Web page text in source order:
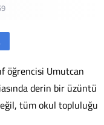
öğrencisi Umutcan
derin bir üzüntü
tüm okul topluluğu